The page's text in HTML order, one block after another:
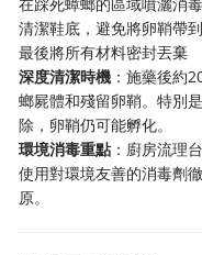
清潔鞋底，避免將卵鞘帶
最後將所有材料密封丟棄
深度清潔時機 ：施藥後約
螂屍體和殘留卵鞘。特別
除，卵鞘仍可能孵化。
環境消毒重點 ：廚房流理
使用對環境友善的消毒劑
原。